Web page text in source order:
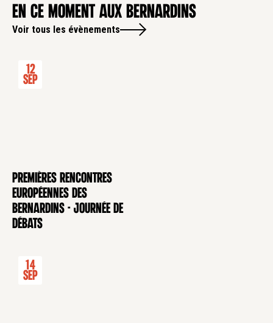
en ce moment aux Bernardins
Voir tous les évènements
CONFÉRENCE
12
Sep
Premières rencontres
européennes des
Bernardins - Journée de
débats
14
Sep